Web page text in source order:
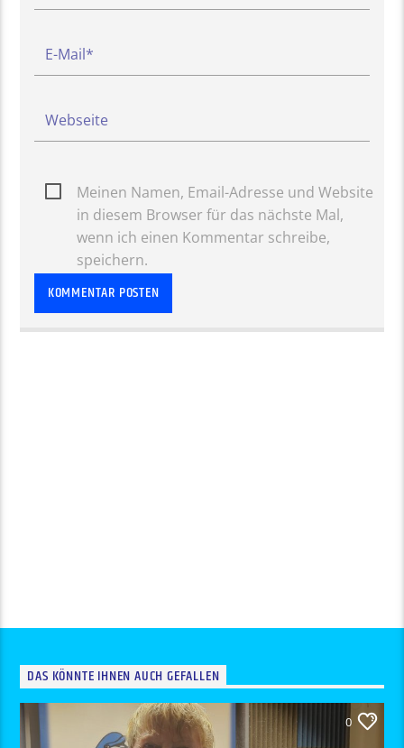
Meinen Namen, Email-Adresse und Website
in diesem Browser für das nächste Mal,
wenn ich einen Kommentar schreibe,
speichern.
DAS KÖNNTE IHNEN AUCH GEFALLEN
0